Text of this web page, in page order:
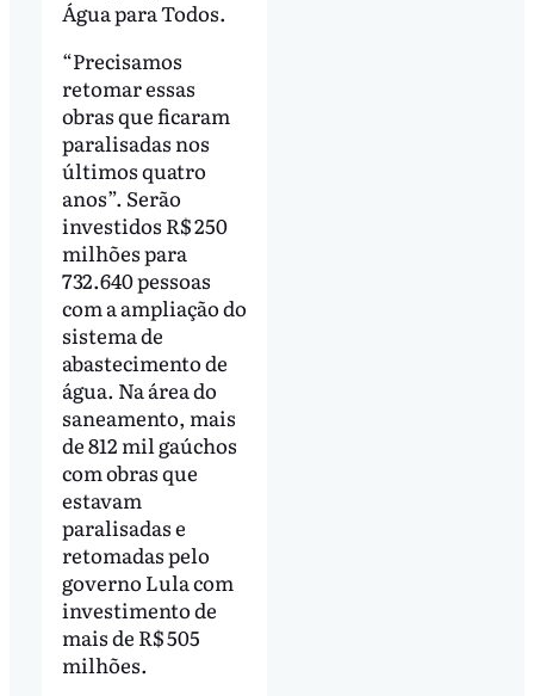
Água para Todos.
“Precisamos
retomar essas
obras que ficaram
paralisadas nos
últimos quatro
anos”. Serão
investidos R$ 250
milhões para
732.640 pessoas
com a ampliação do
sistema de
abastecimento de
água. Na área do
saneamento, mais
de 812 mil gaúchos
com obras que
estavam
paralisadas e
retomadas pelo
governo Lula com
investimento de
mais de R$ 505
milhões.